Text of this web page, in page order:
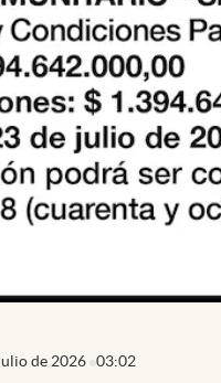
de 2026 03:02